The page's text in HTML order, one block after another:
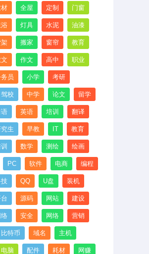
全屋 定制 门窗
灯具 水泥 油漆
搬家 窗帘 教育
作文 高中 职业
员 小学 考研
驾校 中学 论文 留学
语 英语 培训 翻译
生 早教 IT 教育
数学 测绘 绘画
PC 软件 电商 编程
QQ U盘 装机
源码 网站 建设
络 安全 网络 营销
比特币 域名 主机
电脑 配件 耗材 网赚